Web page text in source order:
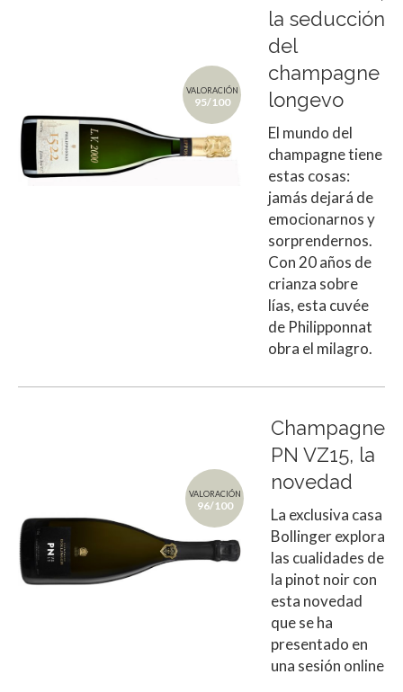
VALORACIÓN
95/100
la seducción
del
champagne
longevo
El mundo del
champagne tiene
estas cosas:
jamás dejará de
emocionarnos y
sorprendernos.
Con 20 años de
crianza sobre
lías, esta cuvée
de Philipponnat
obra el milagro.
VALORACIÓN
96/100
Champagne
PN VZ15, la
novedad
La exclusiva casa
Bollinger explora
las cualidades de
la pinot noir con
esta novedad
que se ha
presentado en
una sesión online